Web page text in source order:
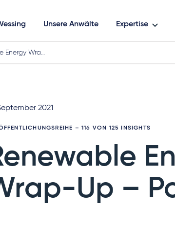
Unsere Anwälte Expertise
Energy Wra…
2021
– 116 VON 125 INSIGHTS
Up –